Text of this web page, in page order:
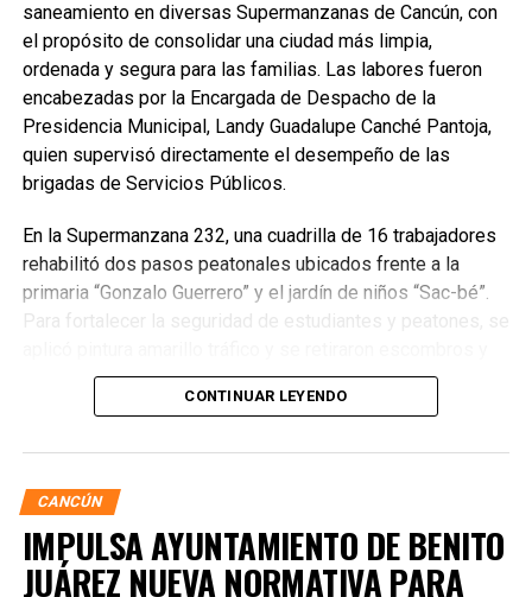
saneamiento en diversas Supermanzanas de Cancún, con
el propósito de consolidar una ciudad más limpia,
ordenada y segura para las familias. Las labores fueron
encabezadas por la Encargada de Despacho de la
Presidencia Municipal, Landy Guadalupe Canché Pantoja,
quien supervisó directamente el desempeño de las
brigadas de Servicios Públicos.
En la Supermanzana 232, una cuadrilla de 16 trabajadores
rehabilitó dos pasos peatonales ubicados frente a la
primaria “Gonzalo Guerrero” y el jardín de niños “Sac-bé”.
Para fortalecer la seguridad de estudiantes y peatones, se
residuos vegetales acumulados en la zona. Estas
acciones buscan garantizar entornos escolares más
CONTINUAR LEYENDO
CANCÚN
IMPULSA AYUNTAMIENTO DE BENITO
JUÁREZ NUEVA NORMATIVA PARA